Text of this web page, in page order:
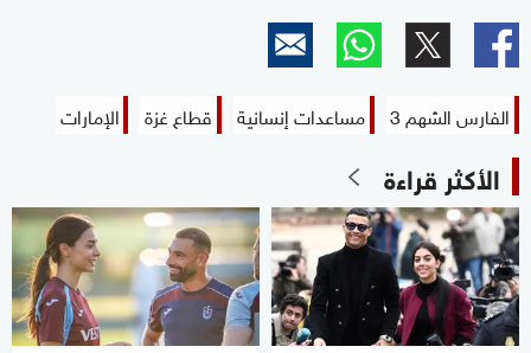
الفارس الشهم 3 مساعدات إنسانية قطاع غزة الإمارات
الأكثر قراءة